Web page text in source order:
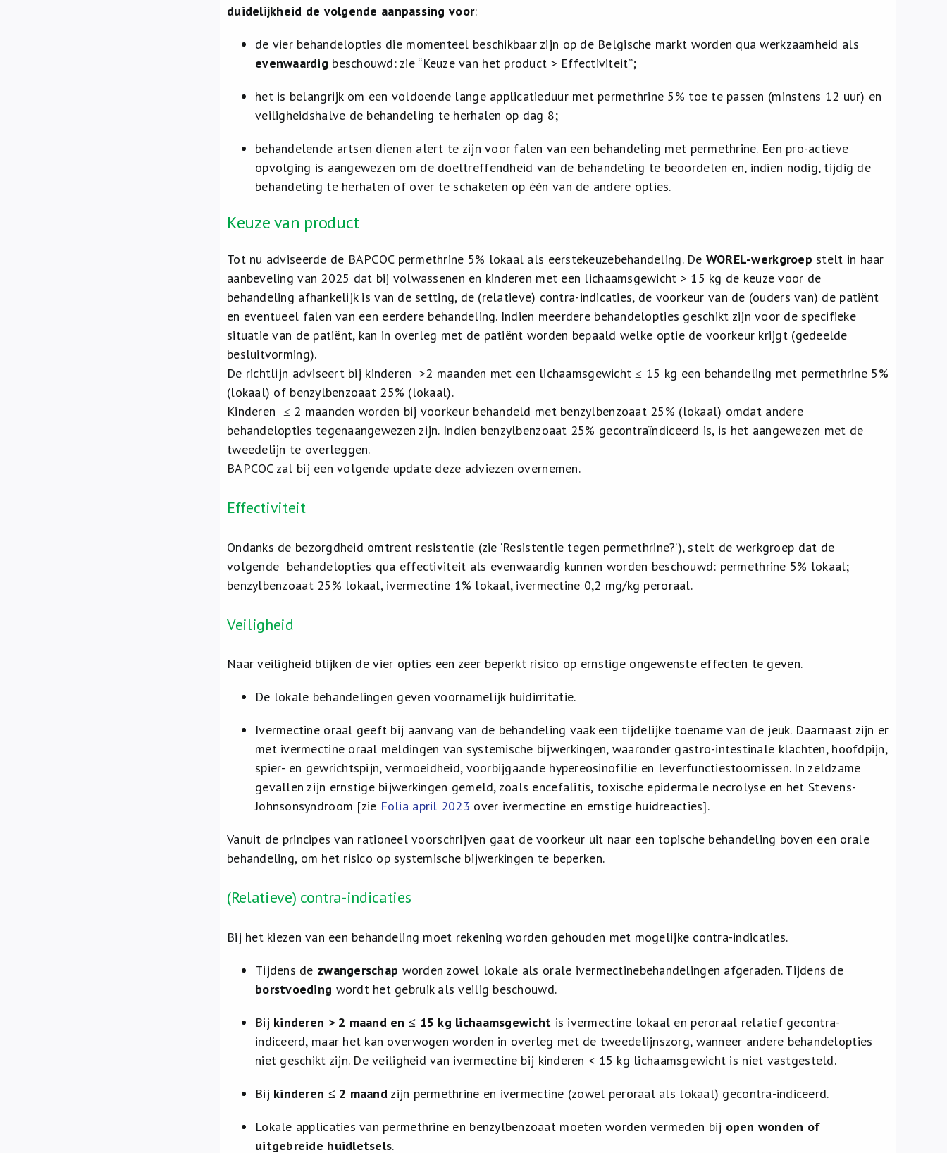
duidelijkheid de volgende aanpassing voor:
de vier behandelopties die momenteel beschikbaar zijn op de Belgische markt worden qua werkzaamheid als
evenwaardig beschouwd: zie “Keuze van het product > Effectiviteit”;
het is belangrijk om een voldoende lange applicatieduur met permethrine 5% toe te passen (minstens 12 uur) en
veiligheidshalve de behandeling te herhalen op dag 8;
behandelende artsen dienen alert te zijn voor falen van een behandeling met permethrine. Een pro-actieve
opvolging is aangewezen om de doeltreffendheid van de behandeling te beoordelen en, indien nodig, tijdig de
behandeling te herhalen of over te schakelen op één van de andere opties.
Keuze van product
Tot nu adviseerde de BAPCOC permethrine 5% lokaal als eerstekeuzebehandeling. De WOREL-werkgroep stelt in haar
aanbeveling van 2025 dat bij volwassenen en kinderen met een lichaamsgewicht > 15 kg de keuze voor de
behandeling afhankelijk is van de setting, de (relatieve) contra-indicaties, de voorkeur van de (ouders van) de patiënt
en eventueel falen van een eerdere behandeling. Indien meerdere behandelopties geschikt zijn voor de specifieke
situatie van de patiënt, kan in overleg met de patiënt worden bepaald welke optie de voorkeur krijgt (gedeelde
besluitvorming).
De richtlijn adviseert bij kinderen >2 maanden met een lichaamsgewicht ≤ 15 kg een behandeling met permethrine 5%
(lokaal) of benzylbenzoaat 25% (lokaal).
Kinderen ≤ 2 maanden worden bij voorkeur behandeld met benzylbenzoaat 25% (lokaal) omdat andere
behandelopties tegenaangewezen zijn. Indien benzylbenzoaat 25% gecontraïndiceerd is, is het aangewezen met de
tweedelijn te overleggen.
BAPCOC zal bij een volgende update deze adviezen overnemen.
Effectiviteit
Ondanks de bezorgdheid omtrent resistentie (zie ‘Resistentie tegen permethrine?’), stelt de werkgroep dat de
volgende behandelopties qua effectiviteit als evenwaardig kunnen worden beschouwd: permethrine 5% lokaal;
benzylbenzoaat 25% lokaal, ivermectine 1% lokaal, ivermectine 0,2 mg/kg peroraal.
Veiligheid
Naar veiligheid blijken de vier opties een zeer beperkt risico op ernstige ongewenste effecten te geven.
De lokale behandelingen geven voornamelijk huidirritatie.
Ivermectine oraal geeft bij aanvang van de behandeling vaak een tijdelijke toename van de jeuk. Daarnaast zijn er
met ivermectine oraal meldingen van systemische bijwerkingen, waaronder gastro-intestinale klachten, hoofdpijn,
spier- en gewrichtspijn, vermoeidheid, voorbijgaande hypereosinofilie en leverfunctiestoornissen. In zeldzame
gevallen zijn ernstige bijwerkingen gemeld, zoals encefalitis, toxische epidermale necrolyse en het Stevens-
Johnsonsyndroom [zie Folia april 2023 over ivermectine en ernstige huidreacties].
Vanuit de principes van rationeel voorschrijven gaat de voorkeur uit naar een topische behandeling boven een orale
behandeling, om het risico op systemische bijwerkingen te beperken.
(Relatieve) contra-indicaties
Bij het kiezen van een behandeling moet rekening worden gehouden met mogelijke contra-indicaties.
Tijdens de zwangerschap worden zowel lokale als orale ivermectinebehandelingen afgeraden. Tijdens de
borstvoeding wordt het gebruik als veilig beschouwd.
Bij kinderen > 2 maand en≤ 15 kg lichaamsgewicht is ivermectine lokaal en peroraal relatief gecontra-
indiceerd, maar het kan overwogen worden in overleg met de tweedelijnszorg, wanneer andere behandelopties
niet geschikt zijn. De veiligheid van ivermectine bij kinderen < 15 kg lichaamsgewicht is niet vastgesteld.
Bij kinderen ≤ 2 maand zijn permethrine en ivermectine (zowel peroraal als lokaal) gecontra-indiceerd.
Lokale applicaties van permethrine en benzylbenzoaat moeten worden vermeden bij open wonden of
uitgebreide huidletsels.